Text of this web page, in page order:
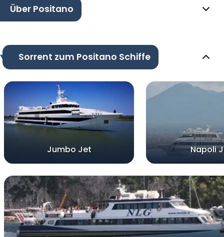
Über Positano
Sorrent zum Positano Schiffe
Jumbo Jet Napoli